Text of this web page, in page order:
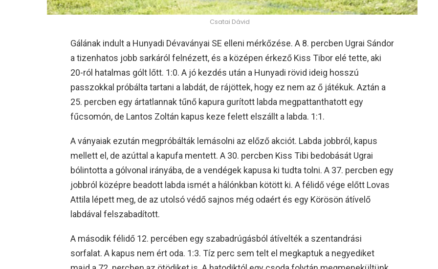
Csatai Dávid
Gálának indult a Hunyadi Dévaványai SE elleni mérkőzése. A 8. percben Ugrai Sándor
a tizenhatos jobb sarkáról felnézett, és a középen érkező Kiss Tibor elé tette, aki
20-ról hatalmas gólt lőtt. 1:0. A jó kezdés után a Hunyadi rövid ideig hosszú
passzokkal próbálta tartani a labdát, de rájöttek, hogy ez nem az ő játékuk. Aztán a
25. percben egy ártatlannak tűnő kapura gurított labda megpattanthatott egy
fűcsomón, de Lantos Zoltán kapus keze felett elszállt a labda. 1:1.
A ványaiak ezután megpróbálták lemásolni az előző akciót. Labda jobbról, kapus
mellett el, de azúttal a kapufa mentett. A 30. percben Kiss Tibi bedobását Ugrai
bólintotta a gólvonal irányába, de a vendégek kapusa ki tudta tolni. A 37. percben egy
jobbról középre beadott labda ismét a hálónkban kötött ki. A félidő vége előtt Lovas
Attila lépett meg, de az utolsó védő sajnos még odaért és egy Körösön átívelő
labdával felszabadított.
A második félidő 12. percében egy szabadrúgásból átívelték a szentandrási
sorfalat. A kapus nem ért oda. 1:3. Tíz perc sem telt el megkaptuk a negyediket